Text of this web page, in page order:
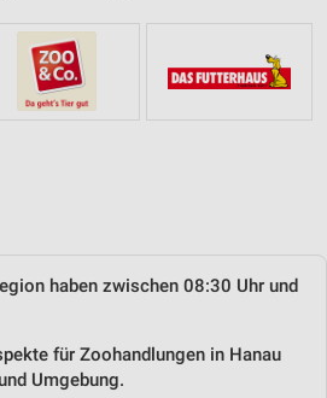
haben zwischen 08:30 Uhr und
für Zoohandlungen in Hanau
Umgebung.